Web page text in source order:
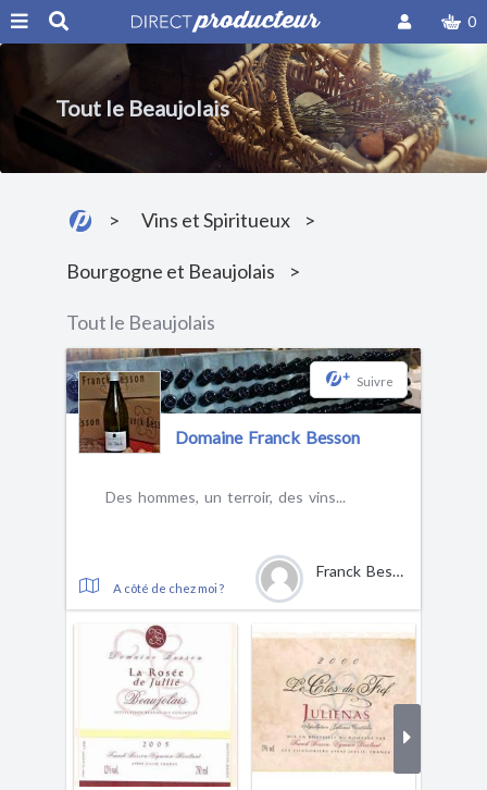
0
Tout le Beaujolais
Vins et Spiritueux
Bourgogne et Beaujolais
Tout le Beaujolais
+ Suivre
Domaine Franck Besson
Des hommes, un terroir, des vins...
A côté de chez moi ?
Franck Besson